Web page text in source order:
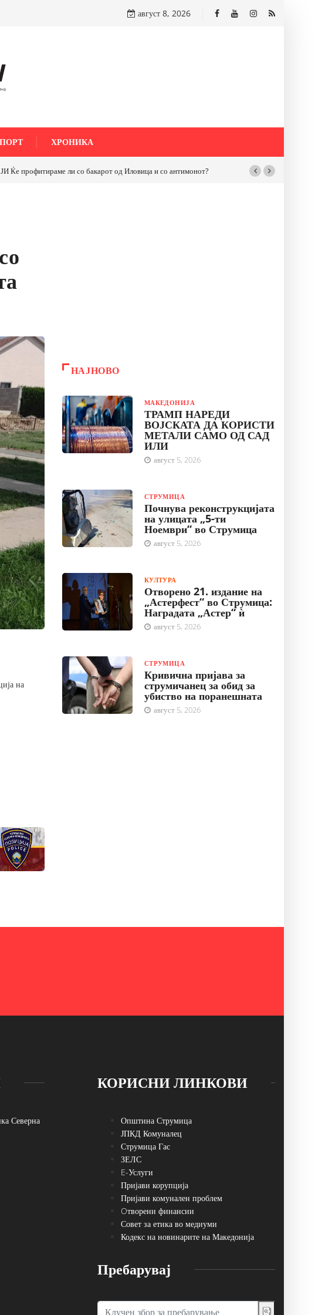
август 8, 2026
ХРОНИКА
ли со бакарот од Иловица и со антимонот? Почнува реконструкцијата на
на
НАЈНОВО
МАКЕДОНИЈА
ТРАМП НАРЕДИ
ВОЈСКАТА ДА КОРИСТИ
МЕТАЛИ САМО ОД САД
ИЛИ
август 5, 2026
СТРУМИЦА
Почнува реконструкцијата
на улицата „5-ти
Ноември“ во Струмица
август 5, 2026
КУЛТУРА
Отворено 21. издание на
„Астерфест“ во Струмица:
Наградата „Астер“ ѝ
август 5, 2026
СТРУМИЦА
Кривична пријава за
струмичанец за обид за
убиство на поранешната
август 5, 2026
Северна
КОРИСНИ ЛИНКОВИ
Општина Струмица
ЈПКД Комуналец
Струмица Гас
ЗЕЛС
E-Услуги
Пријави корупција
Пријави комунален проблем
Oтворени финансии
Совет за етика во медиуми
Кодекс на новинарите на Македонија
Пребарувај